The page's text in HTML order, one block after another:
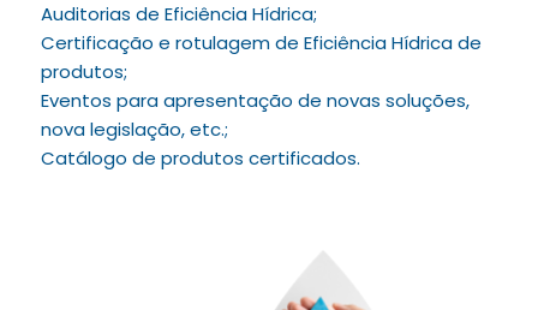
Auditorias de Eficiência Hídrica;
Certificação e rotulagem de Eficiência Hídrica de
produtos;
Eventos para apresentação de novas soluções,
nova legislação, etc.;
Catálogo de produtos certificados.